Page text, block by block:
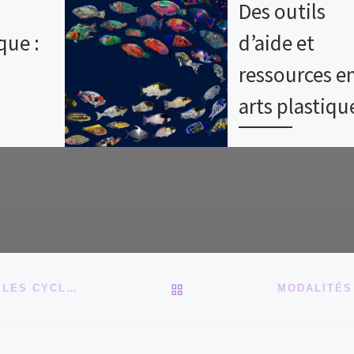
:
Des outils
d’aide et
ressources
arts
LESITE.TV : DES RESSOURCES VIDÉO POUR TOUS LES CYCLES RETOUR À LA LISTE